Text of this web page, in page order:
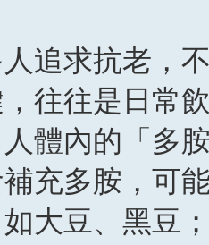
追求抗老，
往往是日常
體內的「多
充多胺，可
大豆、黑豆